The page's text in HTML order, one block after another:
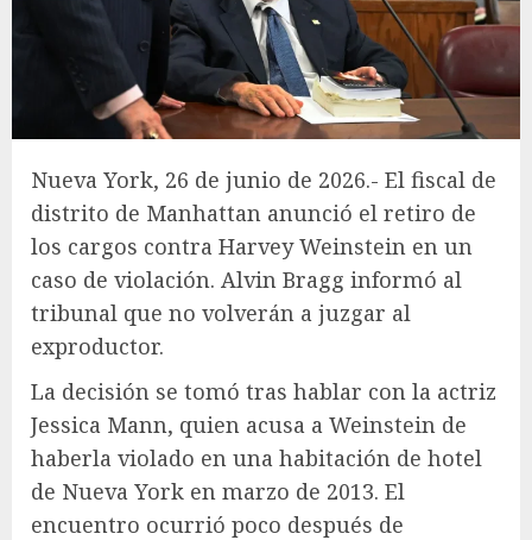
Nueva York, 26 de junio de 2026.- El fiscal de
distrito de Manhattan anunció el retiro de
los cargos contra Harvey Weinstein en un
caso de violación. Alvin Bragg informó al
tribunal que no volverán a juzgar al
exproductor.
La decisión se tomó tras hablar con la actriz
Jessica Mann, quien acusa a Weinstein de
haberla violado en una habitación de hotel
de Nueva York en marzo de 2013. El
encuentro ocurrió poco después de